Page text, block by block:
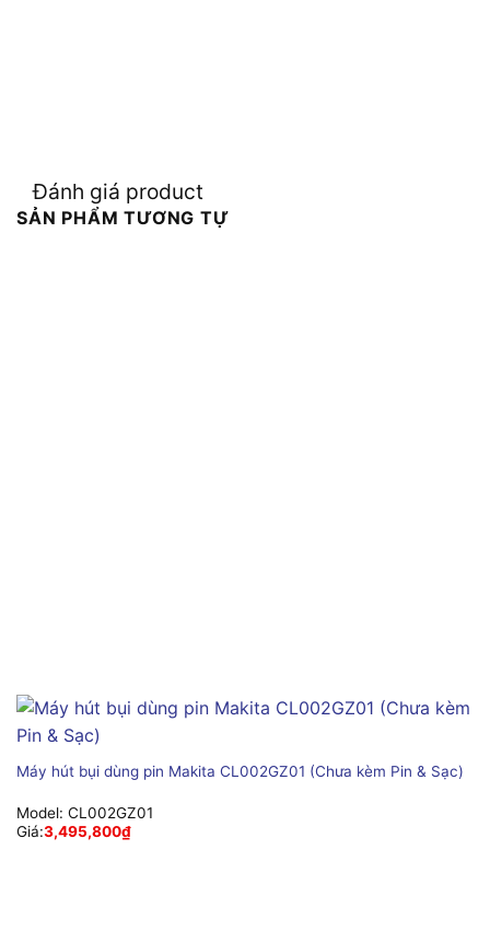
Đánh giá product
SẢN PHẨM TƯƠNG TỰ
Máy hút bụi dùng pin Makita CL002GZ01 (Chưa kèm Pin & Sạc)
Model: CL002GZ01
Giá:3,495,800₫